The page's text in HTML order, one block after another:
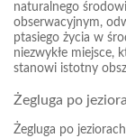
naturalnego
obserwacyjnym,
ptasiego życia w
niezwykłe miejsce,
stanowi istotny
Żegluga po
Żegluga po